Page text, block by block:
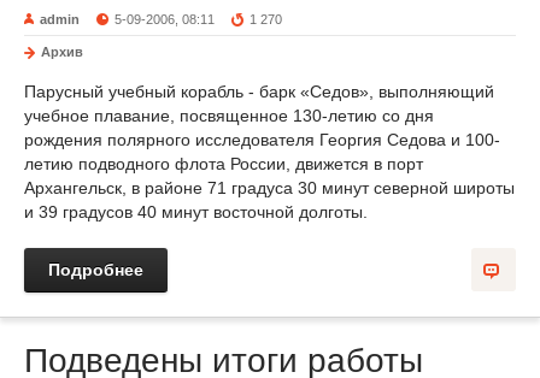
admin 5-09-2006, 08:11 1 270
Архив
Парусный учебный корабль - барк «Седов», выполняющий
учебное плавание, посвященное 130-летию со дня
рождения полярного исследователя Георгия Седова и 100-
летию подводного флота России, движется в порт
Архангельск, в районе 71 градуса 30 минут северной широты
и 39 градусов 40 минут восточной долготы.
Подробнее
Подведены итоги работы